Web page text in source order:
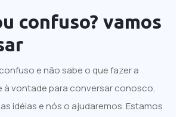
confuso? vamos
e não sabe o que fazer a
à vontade para conversar conosco,
idéias e nós o ajudaremos. Estamos